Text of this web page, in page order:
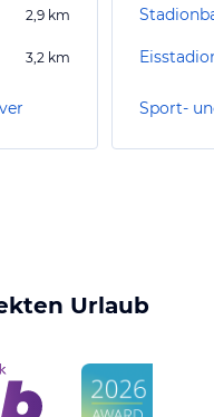
2,9 km
3,2 km
Urlaub